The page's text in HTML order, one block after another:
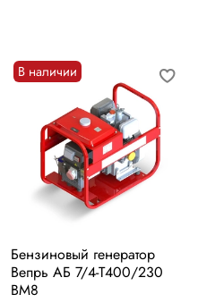
В наличии
Бензиновый генератор
Вепрь АБ 7/4-Т400/230
ВМ8